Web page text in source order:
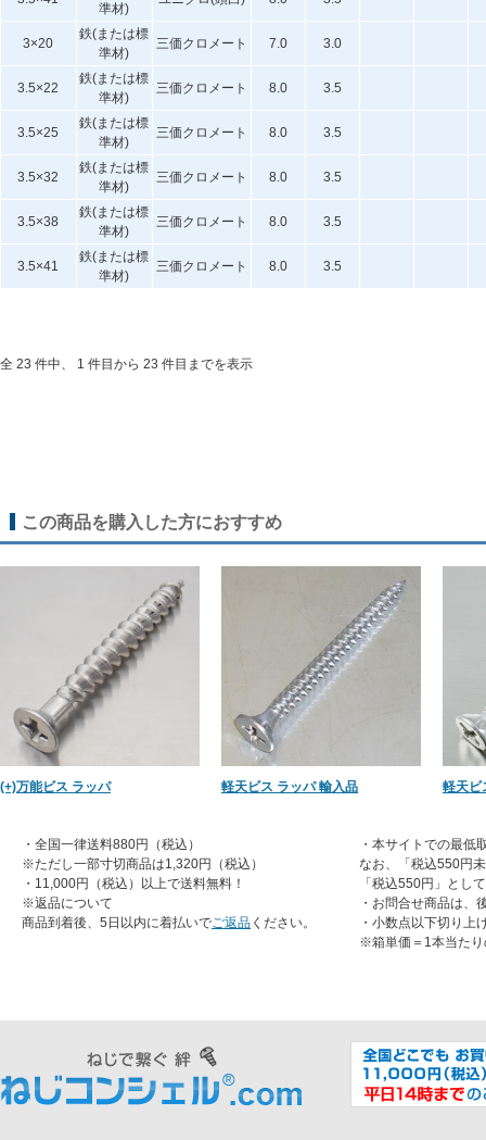
準材)
3×20
鉄(または標
準材)
三価クロメート 7.0 3.0
3.5×22
鉄(または標
準材)
三価クロメート 8.0 3.5
3.5×25
鉄(または標
準材)
三価クロメート 8.0 3.5
3.5×32
鉄(または標
準材)
三価クロメート 8.0 3.5
3.5×38
鉄(または標
準材)
三価クロメート 8.0 3.5
3.5×41
鉄(または標
準材)
三価クロメート 8.0 3.5
全 23 件中、 1 件目から 23 件目までを表示
この商品を購入した方におすすめ
(+)万能ビス ラッパ 軽天ビス ラッパ 輸入品 軽天ビ
・全国一律送料880円（税込）
※ただし一部寸切商品は1,320円（税込）
・11,000円（税込）以上で送料無料！
※返品について
商品到着後、5日以内に着払いでご返品 ください。
・本サイトでの最低
なお、「税込550円
「税込550円」とし
・お問合せ商品は、
・小数点以下切り上
※箱単価＝1本当たり